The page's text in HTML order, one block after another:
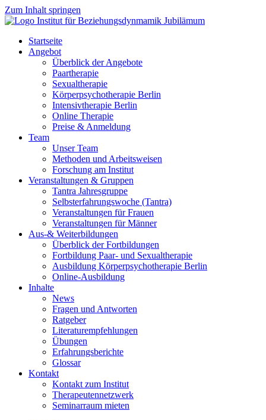
Zum Inhalt springen
Startseite
Angebot
Überblick der Angebote
Paartherapie
Sexualtherapie
Körperpsychotherapie Berlin
Intensivtherapie Berlin
Online Therapie
Preise & Anmeldung
Team
Unser Team
Methoden und Arbeitsweisen
Forschung am Institut
Veranstaltungen & Gruppen
Tantra Jahresgruppe
Selbsterfahrungswoche (Tantra)
Veranstaltungen für Frauen
Veranstaltungen für Männer
Aus-& Weiterbildungen
Überblick der Fortbildungen
Fortbildung Paar- und Sexualtherapie
Ausbildung Körperpsychotherapie Berlin
Online-Ausbildung
Inhalte
News
Fragen und Antworten
Ratgeber
Literaturempfehlungen
Übungen
Erfahrungsberichte
Glossar
Kontakt
Kontakt zum Institut
Therapeutennetzwerk
Seminarraum mieten